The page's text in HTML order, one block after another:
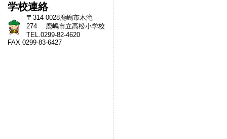
学校連絡
〒314-0028鹿嶋市木滝
274 鹿嶋市立高松小学校
TEL.0299-82-4620
FAX 0299-83-6427